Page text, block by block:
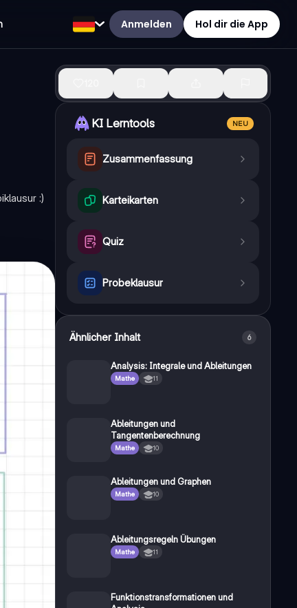
Anmelden Hol dir die App
:)
KI Lerntools NEU
Zusammenfassung
Karteikarten
Quiz
Probeklausur
Ähnlicher Inhalt 6
Analysis: Integrale und Ableitungen
Mathe 11
Ableitungen und
Tangentenberechnung
Mathe 10
Ableitungen und Graphen
Mathe 10
Ableitungsregeln Übungen
Mathe 11
Funktionstransformationen und